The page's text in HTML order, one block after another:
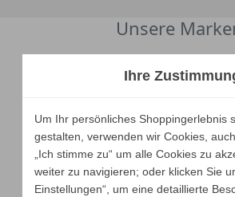
Unsere
Ihre
Um Ihr persönliches Shoppingerlebnis
gestalten, verwenden wir Cookies,
„Ich stimme zu“ um alle Cookies zu
weiter zu navigieren; oder klicken Sie
Einstellungen“, um eine detaillierte